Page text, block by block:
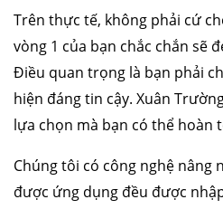
Trên thực tế, không phải cứ
vòng 1 của bạn chắc chắn sẽ
Điều quan trọng là bạn phải
hiện đáng tin cậy. Xuân
lựa chọn mà bạn có thể hoàn
Chúng tôi có công nghệ nâng
được ứng dụng đều được